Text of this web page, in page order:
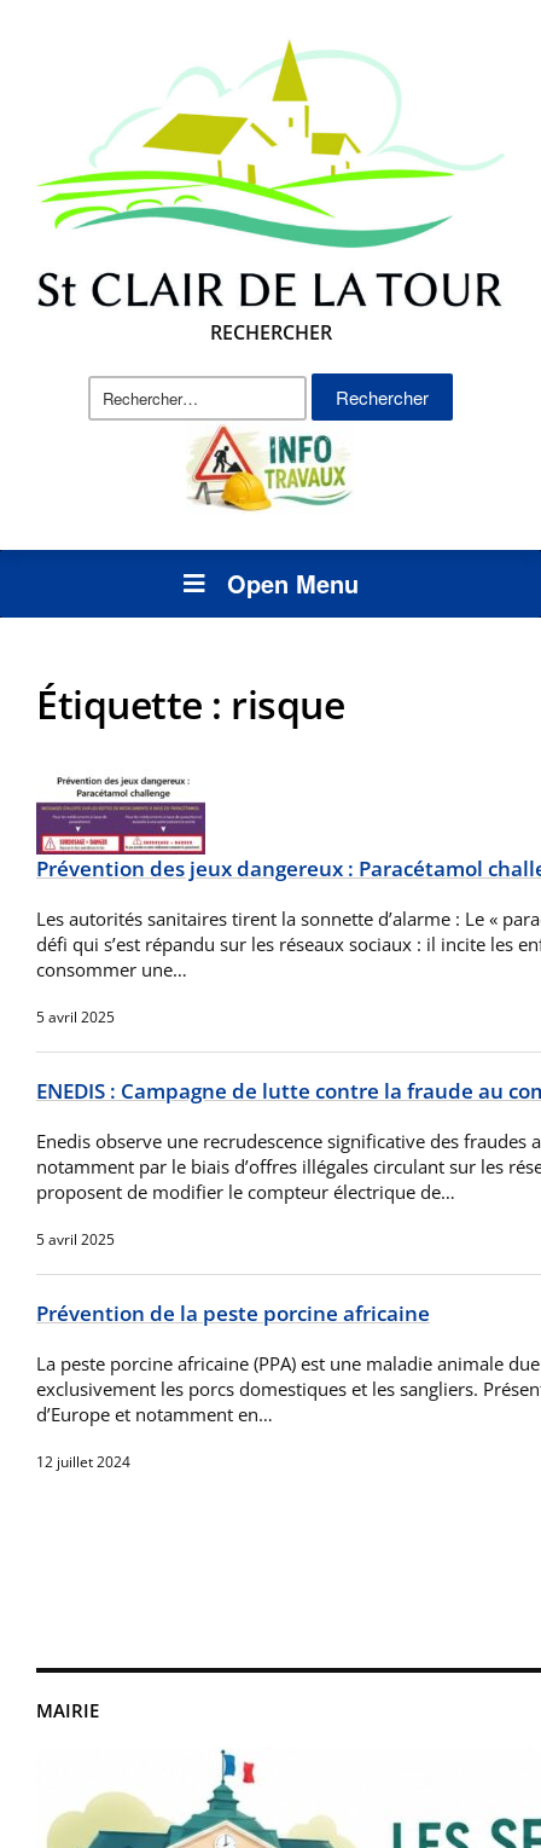
RECHERCHER
Rechercher :
Open Menu
MAIRIE
Étiquette : risque
Prévention des jeux dangereux : Paracétamol
Les autorités sanitaires tirent la sonnette d’alarme : Le «
défi qui s’est répandu sur les réseaux sociaux : il incite les
consommer une…
5 avril 2025
ENEDIS : Campagne de lutte contre la fraude au
Enedis observe une recrudescence significative des fraudes
notamment par le biais d’offres illégales circulant sur les
proposent de modifier le compteur électrique de…
5 avril 2025
Prévention de la peste porcine africaine
La peste porcine africaine (PPA) est une maladie animale
exclusivement les porcs domestiques et les sangliers.
d’Europe et notamment en…
12 juillet 2024